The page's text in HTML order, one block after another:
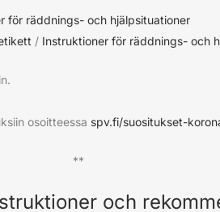
för räddnings- och hjälpsituationer
/ Instruktioner för räddnings- och
osoitteessa spv.fi/suositukset-
**
och